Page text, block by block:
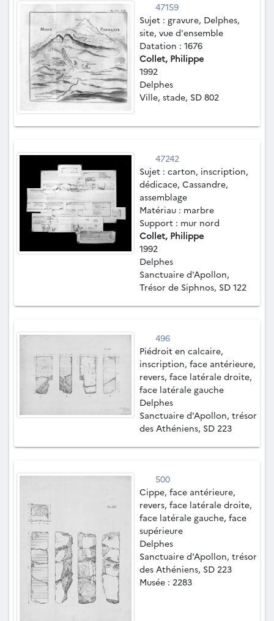
47159
Sujet : gravure, Delphes,
site, vue d'ensemble
Datation : 1676
Collet, Philippe
1992
Delphes
Ville, stade, SD 802
47242
Sujet : carton, inscription,
dédicace, Cassandre,
assemblage
Matériau : marbre
Support : mur nord
Collet, Philippe
1992
Delphes
Sanctuaire d'Apollon,
Trésor de Siphnos, SD 122
496
Piédroit en calcaire,
inscription, face antérieure,
revers, face latérale droite,
face latérale gauche
Delphes
Sanctuaire d'Apollon, trésor
des Athéniens, SD 223
500
Cippe, face antérieure,
revers, face latérale droite,
face latérale gauche, face
supérieure
Delphes
Sanctuaire d'Apollon, trésor
des Athéniens, SD 223
Musée : 2283